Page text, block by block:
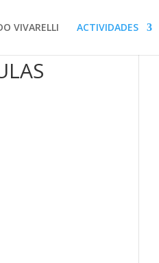
VIVARELLI ACTIVIDADES